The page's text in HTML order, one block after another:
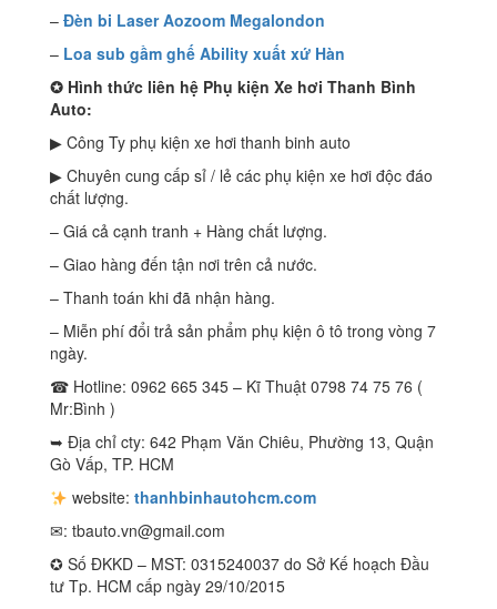
– Đèn bi Laser Aozoom Megalondon
– Loa sub gầm ghế Ability xuất xứ Hàn
✪ Hình thức liên hệ Phụ kiện Xe hơi Thanh Bình
Auto:
▶ Công Ty phụ kiện xe hơi thanh binh auto
▶ Chuyên cung cấp sỉ / lẻ các phụ kiện xe hơi độc đáo
chất lượng.
– Giá cả cạnh tranh + Hàng chất lượng.
– Giao hàng đến tận nơi trên cả nước.
– Thanh toán khi đã nhận hàng.
– Miễn phí đổi trả sản phẩm phụ kiện ô tô trong vòng 7
ngày.
☎ Hotline: 0962 665 345 – Kĩ Thuật 0798 74 75 76 (
Mr:Bình )
➥ Địa chỉ cty: 642 Phạm Văn Chiêu, Phường 13, Quận
Gò Vấp, TP. HCM
website: thanhbinhautohcm.com
✉: tbauto.vn@gmail.com
✪ Số ĐKKD – MST: 0315240037 do Sở Kế hoạch Đầu
tư Tp. HCM cấp ngày 29/10/2015